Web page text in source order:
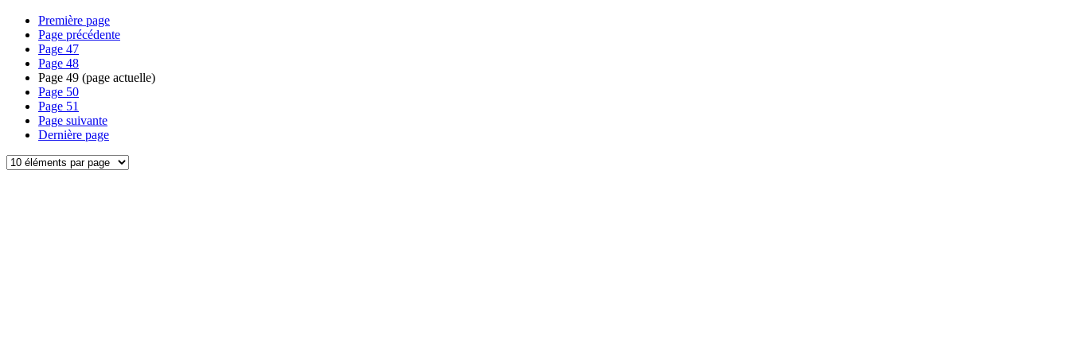
Première page
Page précédente
Page 47
Page 48
Page 49 (page actuelle)
Page 50
Page 51
Page suivante
Dernière page